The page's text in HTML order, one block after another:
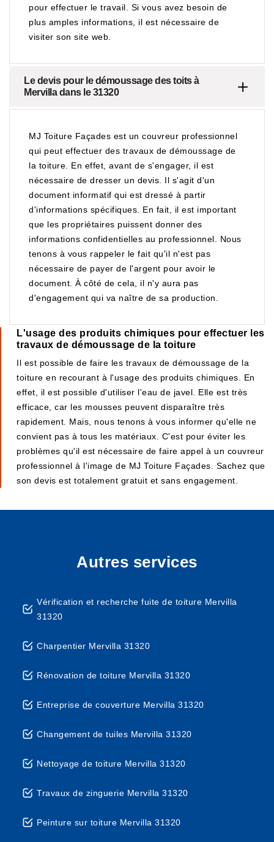
pour effectuer le travail. Si vous avez besoin de
plus amples informations, il est nécessaire de
visiter son site web.
Le devis pour le démoussage des toits à
Mervilla dans le 31320
MJ Toiture Façades est un couvreur professionnel
qui peut effectuer des travaux de démoussage de
la toiture. En effet, avant de s'engager, il est
nécessaire de dresser un devis. Il s'agit d'un
document informatif qui est dressé à partir
d'informations spécifiques. En fait, il est important
que les propriétaires puissent donner des
informations confidentielles au professionnel. Nous
tenons à vous rappeler le fait qu'il n'est pas
nécessaire de payer de l'argent pour avoir le
document. À côté de cela, il n'y aura pas
d'engagement qui va naître de sa production.
L'usage des produits chimiques pour effectuer les
travaux de démoussage de la toiture
Il est possible de faire les travaux de démoussage de la
toiture en recourant à l'usage des produits chimiques. En
effet, il est possible d'utiliser l'eau de javel. Elle est très
efficace, car les mousses peuvent disparaître très
rapidement. Mais, nous tenons à vous informer qu'elle ne
convient pas à tous les matériaux. C'est pour éviter les
problèmes qu'il est nécessaire de faire appel à un couvreur
professionnel à l'image de MJ Toiture Façades. Sachez que
son devis est totalement gratuit et sans engagement.
Autres services
Vérification et recherche fuite de toiture Mervilla
31320
Charpentier Mervilla 31320
Rénovation de toiture Mervilla 31320
Entreprise de couverture Mervilla 31320
Changement de tuiles Mervilla 31320
Nettoyage de toiture Mervilla 31320
Travaux de zinguerie Mervilla 31320
Peinture sur toiture Mervilla 31320